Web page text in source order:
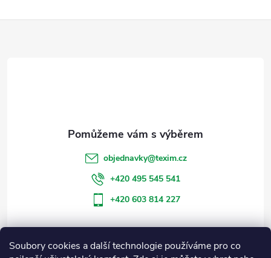
Soubory cookies a další technologie používáme pro co
Informace pro vás
objednavky@texim.cz
+420 495 545 541
+420 603 814 227